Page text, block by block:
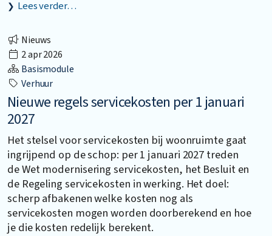
Lees verder…
Nieuws
2 apr 2026
Basismodule
Verhuur
Nieuwe regels servicekosten per 1 januari
2027
Het stelsel voor servicekosten bij woonruimte gaat
ingrijpend op de schop: per 1 januari 2027 treden
de Wet modernisering servicekosten, het Besluit en
de Regeling servicekosten in werking. Het doel:
scherp afbakenen welke kosten nog als
servicekosten mogen worden doorberekend en hoe
je die kosten redelijk berekent.